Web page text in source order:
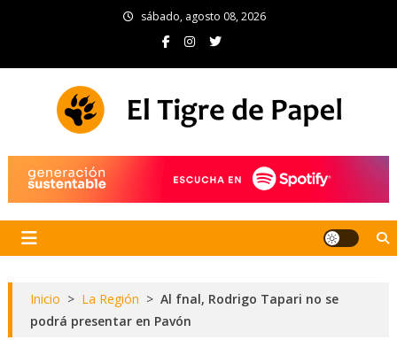
sábado, agosto 08, 2026
Inicio > La Región > Al fnal, Rodrigo Tapari no se
podrá presentar en Pavón